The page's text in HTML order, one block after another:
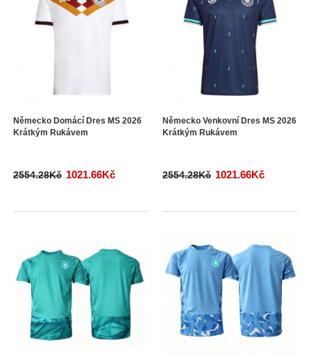
Německo Domácí Dres MS 2026
Krátkým Rukávem
2554.28Kč 1021.66Kč
Německo Venkovní Dres MS 2026
Krátkým Rukávem
2554.28Kč 1021.66Kč